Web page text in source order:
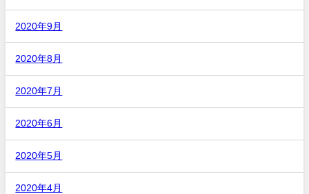
2020年9月
2020年8月
2020年7月
2020年6月
2020年5月
2020年4月